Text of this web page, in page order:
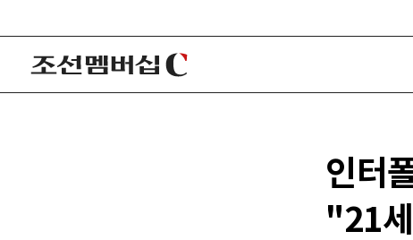
인터
"21